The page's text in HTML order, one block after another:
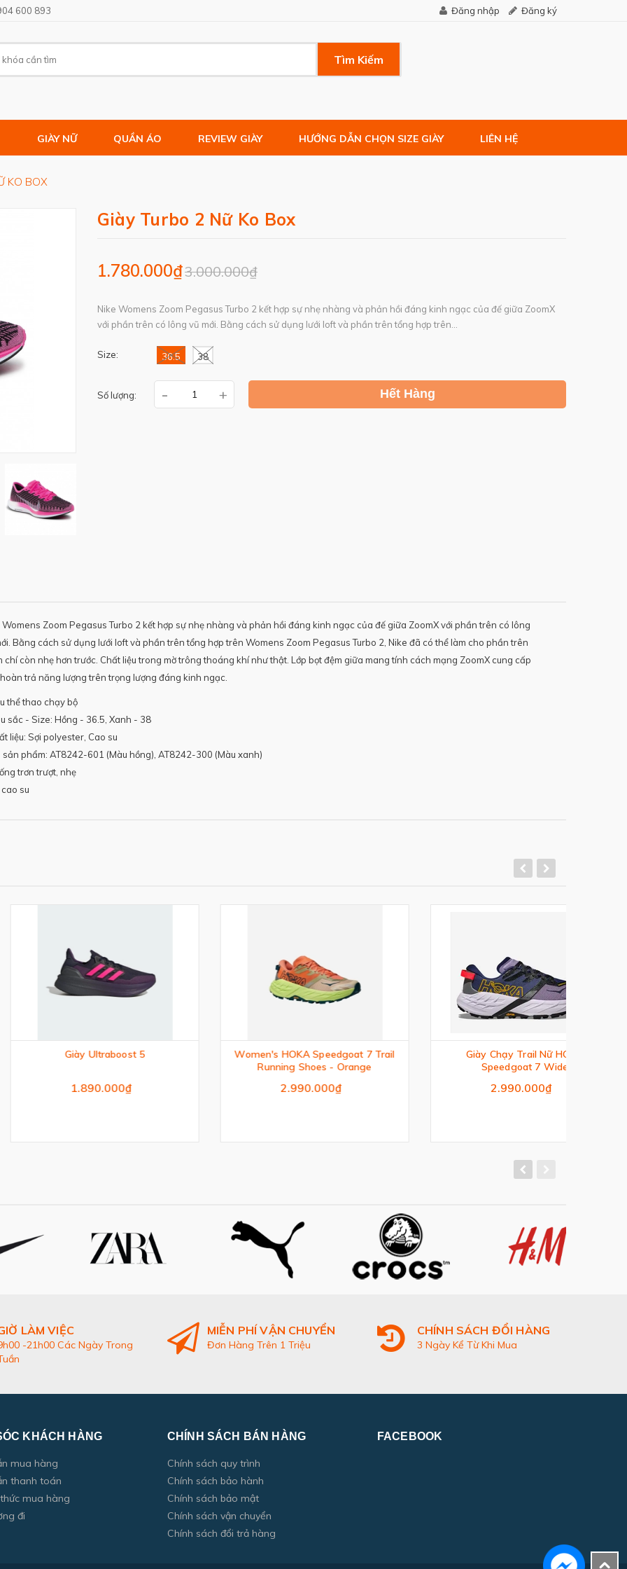
600 893 Đăng nhập Đăng ký
Tìm Kiếm
GIÀY NỮ QUẦN ÁO REVIEW GIÀY HƯỚNG DẪN CHỌN SIZE GIÀY LIÊN HỆ
KO BOX
Giày Turbo 2 Nữ Ko Box
1.780.000₫3.000.000₫
Nike Womens Zoom Pegasus Turbo 2 kết hợp sự nhẹ nhàng và phản hồi đáng kinh ngạc của đế giữa ZoomX
với phần trên có lông vũ mới. Bằng cách sử dụng lưới loft và phần trên tổng hợp trên...
Size: 36.5 38
Số lượng: - + Hết Hàng
Womens Zoom Pegasus Turbo 2 kết hợp sự nhẹ nhàng và phản hồi đáng kinh ngạc của đế giữa ZoomX với phần trên có lông
Bằng cách sử dụng lưới loft và phần trên tổng hợp trên Womens Zoom Pegasus Turbo 2, Nike đã có thể làm cho phần trên
chí còn nhẹ hơn trước. Chất liệu trong mờ trông thoáng khí như thật. Lớp bọt đệm giữa mang tính cách mạng ZoomX cung cấp
trả năng lượng trên trọng lượng đáng kinh ngạc.
thể thao chạy bộ
sắc - Size: Hồng - 36.5, Xanh - 38
liệu: Sợi polyester, Cao su
sản phẩm: AT8242-601 (Màu hồng), AT8242-300 (Màu xanh)
trơn trượt, nhẹ
su
Giày Ultraboost 5
1.890.000₫
Women's HOKA Speedgoat 7 Trail
Running Shoes - Orange
2.990.000₫
Giày Chạy Trail Nữ HOKA
Speedgoat 7 Wide
2.990.000₫
LÀM VIỆC
-21h00 Các Ngày Trong
MIỄN PHÍ VẬN CHUYỂN
Đơn Hàng Trên 1 Triệu
CHÍNH SÁCH ĐỔI HÀNG
3 Ngày Kể Từ Khi Mua
KHÁCH HÀNG
mua hàng
thanh toán
mua hàng
đi
CHÍNH SÁCH BÁN HÀNG
Chính sách quy trình
Chính sách bảo hành
Chính sách bảo mật
Chính sách vận chuyển
Chính sách đổi trả hàng
FACEBOOK